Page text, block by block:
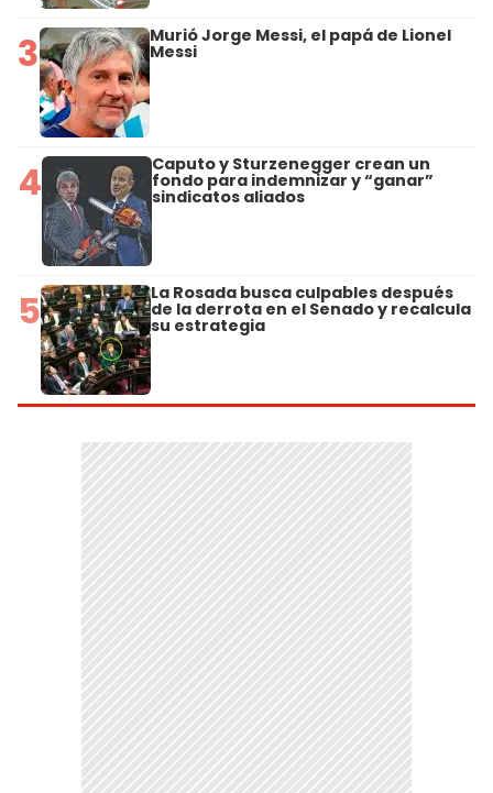
3 Murió Jorge Messi, el papá de Lionel
Messi
4 Caputo y Sturzenegger crean un
fondo para indemnizar y “ganar”
sindicatos aliados
5 La Rosada busca culpables después
de la derrota en el Senado y recalcula
su estrategia